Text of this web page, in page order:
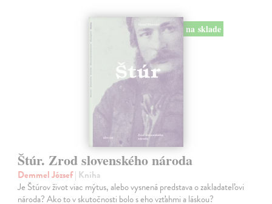
na sklade
Štúr. Zrod slovenského národa
Demmel József| Kniha
Je Štúrov život viac mýtus, alebo vysnená predstava o zakladateľovi
národa? Ako to v skutočnosti bolo s eho vzťahmi a láskou?